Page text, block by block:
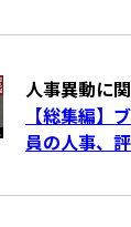
人事異動に
【総集編】
員の人事、